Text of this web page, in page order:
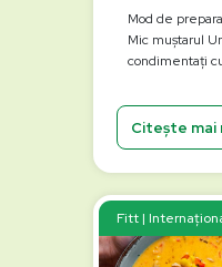
Mod de
Mic muștarul
condimentați
Citește mai
Fitt |